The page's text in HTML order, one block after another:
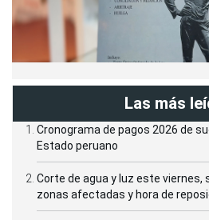
Las más
Cronograma de pagos 2026 de
Estado peruano
Corte de agua y luz este viernes,
zonas afectadas y hora de